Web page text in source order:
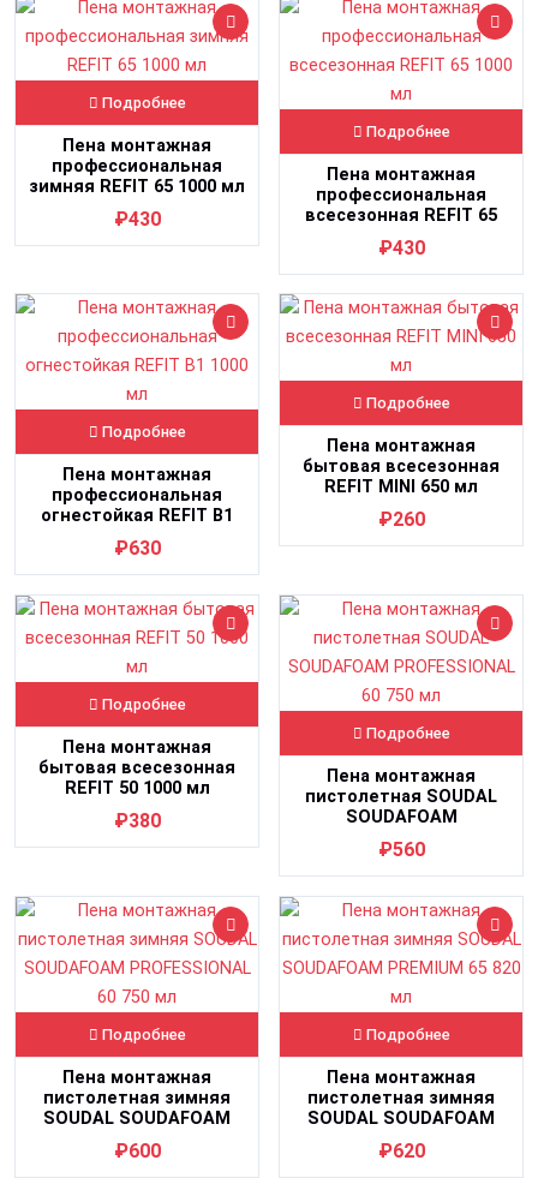
Подробнее
Пена монтажная
профессиональная
зимняя REFIT 65 1000 мл
₽430
Подробнее
Пена монтажная
профессиональная
всесезонная REFIT 65
1000 мл
₽430
Подробнее
Пена монтажная
профессиональная
огнестойкая REFIT В1
1000 мл
₽630
Подробнее
Пена монтажная
бытовая всесезонная
REFIT MINI 650 мл
₽260
Подробнее
Пена монтажная
бытовая всесезонная
REFIT 50 1000 мл
₽380
Подробнее
Пена монтажная
пистолетная SOUDAL
SOUDAFOAM
PROFESSIONAL 60 750 мл
₽560
Подробнее
Пена монтажная
пистолетная зимняя
SOUDAL SOUDAFOAM
PROFESSIONAL 60 750 мл
₽600
Подробнее
Пена монтажная
пистолетная зимняя
SOUDAL SOUDAFOAM
PREMIUM 65 820 мл
₽620